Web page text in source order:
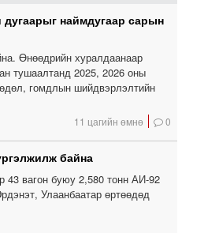
дугаарыг наймдугаар сарын
Өнөөдрийн хуралдаанаар
тушаалтанд 2025, 2026 оны
гомдлын шийдвэрлэлтийн
11 цагийн өмнө 0
байна
43 вагон буюу 2,580 тонн АИ-92
Улаанбаатар өртөөдөд